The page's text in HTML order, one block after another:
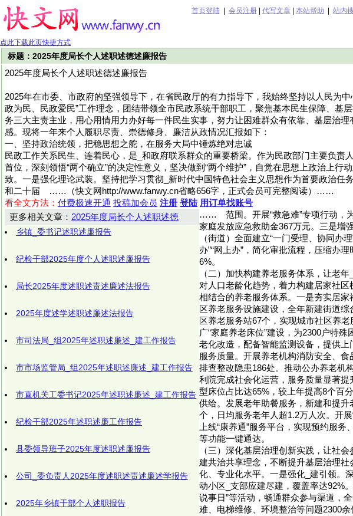
首页登陆| 会员注册| 代写文章| 本站帮助 站内
点此下载此页快捷方式
标题：2025年度局长个人述职述德述廉报告
2025年度局长个人述职述德述廉报告
2025年在市委、市政府的坚强领导下，在省民政厅的有力指导下，我始终坚持以人民为中
政为民、民政爱民”工作理念，团结带领全市民政系统干部职工，聚焦基本民生保障、基
务三大主责主业，用心用情用力办好每一件民生实事，努力让困难群众有依靠、基层治理
感。现将一年来个人履职尽责、崇德修身、廉洁从政情况汇报如下：
一、坚持政治统领，把稳思想之舵，在服务大局中锤炼绝对忠诚
民政工作关系民生、连着民心，是_和政府联系群众的重要桥梁。作为民政部门主要负责
首位，深刻领悟“两个确立”的决定性意义，坚决做到“两个维护”，自觉在思想上政治上行
致。一是强化理论武装。坚持把学习贯彻_新时代中国特色社会主义思想作为首要政治任
和二十届 ……（快文网http://www.fanwy.cn省略656字，正式会员可完整阅读）……
看全文方法： 付费极速开通 投稿加会员 注册 登陆 用订单找账号
……
更多相关文章： 2025年度局长个人述职述德
乡镇_委书记述职述廉报告
纪检干部2025年度个人述职述廉报告
局长2025年度述职述责述廉述法报告
2025年度述学述职述廉述法报告
市司法局_组2025年述职述廉述_建工作报告
市市场监管局_组2025年述职述廉述_建工作报告
市直机关工委书记2025年述职述廉述_建工作报告
纪检干部2025年述职述廉工作报告
县委领导班子2025年度述职述廉报告
公司_委负责人2025年度述职述责述廉述学报告
2025年乡镇干部个人述职报告
范围。开展“救急难”专项行动，
家庭发放应急救助金367万元。三是增
（街道）全面建立“一门受理、协同办
办”“网上办”，简化审批流程，压缩办
6%。
（二）加快构建养老服务体系，让老
对人口老龄化趋势，着力构建居家社
相结合的养老服务体系。一是夯实居家
区养老服务设施建设，全年新建街道
区养老服务站67个，实现城市社区养
广“家庭养老床位”建设，为2300户特
老化改造，配备智能监测设备，提供上
服务质量。开展养老机构消防安全、食
排查整改隐患186处。推动公办养老机
利院完成社会化运营，服务质量显著提
型床位占比达65%，较上年提高8个百
供给。发展老年助餐服务，新建和提升
个，日均服务老年人超1.2万人次。开展
上线“康养通”服务平台，实现预约服务
等功能一键通达。
（三）深化基层治理创新实践，让社
建共治共享理念，不断提升基层治理社
化、专业化水平。一是强化_建引领。
动小区_支部应建尽建，覆盖率达92%
说事日”等活动，畅通群众参与渠道，
难、电梯维修、环境整治等问题2300